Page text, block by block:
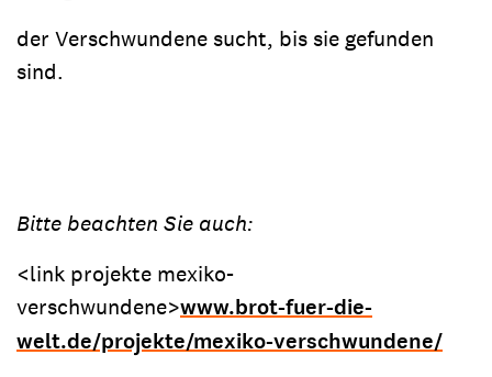
der Verschwundene sucht, bis sie gefunden
sind.
Bitte beachten Sie auch:
<link projekte mexiko-
verschwundene>www.brot-fuer-die-
welt.de/projekte/mexiko-verschwundene/